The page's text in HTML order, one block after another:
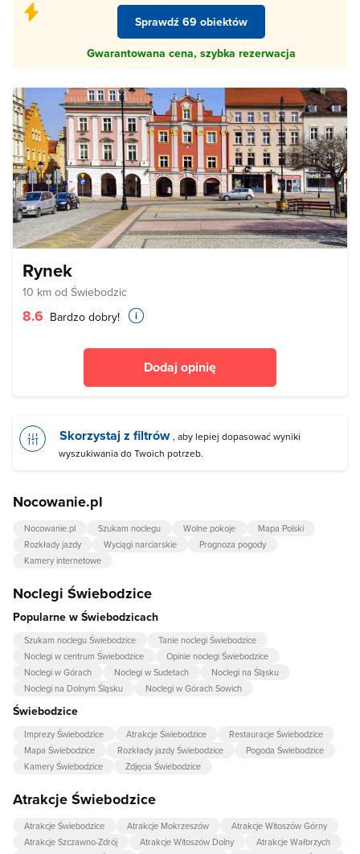
Sprawdź 69 obiektów
Gwarantowana cena, szybka rezerwacja
Rynek
10 km od Świebodzic
8.6 Bardzo dobry!
Dodaj opinię
Skorzystaj z filtrów , aby lepiej dopasować wyniki
wyszukiwania do Twoich potrzeb.
Nocowanie.pl
Nocowanie.pl Szukam noclegu Wolne pokoje
Mapa Polski
Rozkłady jazdy
Wyciągi narciarskie
Prognoza pogody
Kamery internetowe
Noclegi Świebodzice
Popularne w Świebodzicach
Szukam noclegu Świebodzice
Tanie noclegi Świebodzice
Noclegi w centrum Świebodzice
Opinie noclegi Świebodzice
Noclegi w Górach
Noclegi w Sudetach
Noclegi na Śląsku
Noclegi na Dolnym Śląsku
Noclegi w Górach Sowich
Świebodzice
Imprezy Świebodzice Atrakcje Świebodzice
Restauracje Świebodzice
Mapa Świebodzice
Rozkłady jazdy Świebodzice
Pogoda Świebodzice
Kamery Świebodzice
Zdjęcia Świebodzice
Atrakcje Świebodzice
Atrakcje Świebodzice Atrakcje Mokrzeszów
Atrakcje Witoszów Górny
Atrakcje Szczawno-Zdrój
Atrakcje Witoszów Dolny
Atrakcje Wałbrzych